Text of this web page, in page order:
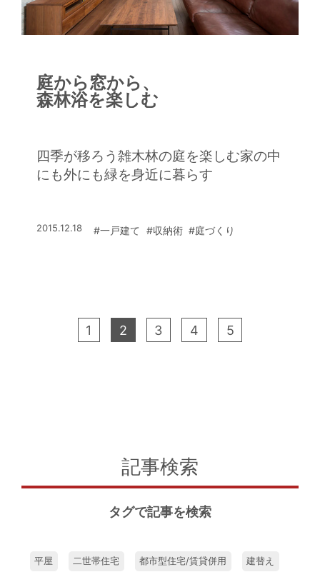
庭から窓から、
森林浴を楽しむ
四季が移ろう雑木林の庭を楽しむ家の中
にも外にも緑を身近に暮らす
2015.12.18 #一戸建て #収納術 #庭づくり
1 2 3 4 5
記事検索
タグで記事を検索
平屋 二世帯住宅 都市型住宅/賃貸併用 建替え